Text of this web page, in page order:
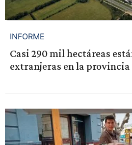
INFORME
Casi 290 mil hectáreas
extranjeras en la provincia